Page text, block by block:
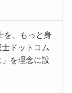
を、もっと身
ドットコム
を理念に設